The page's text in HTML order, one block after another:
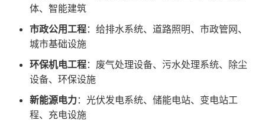
体、智能建筑
市政公用工程：给排水系统、道路照明、市政管网、
城市基础设施
环保机电工程：废气处理设备、污水处理系统、除尘
设备、环保设施
新能源电力：光伏发电系统、储能电站、变电站工
程、充电设施